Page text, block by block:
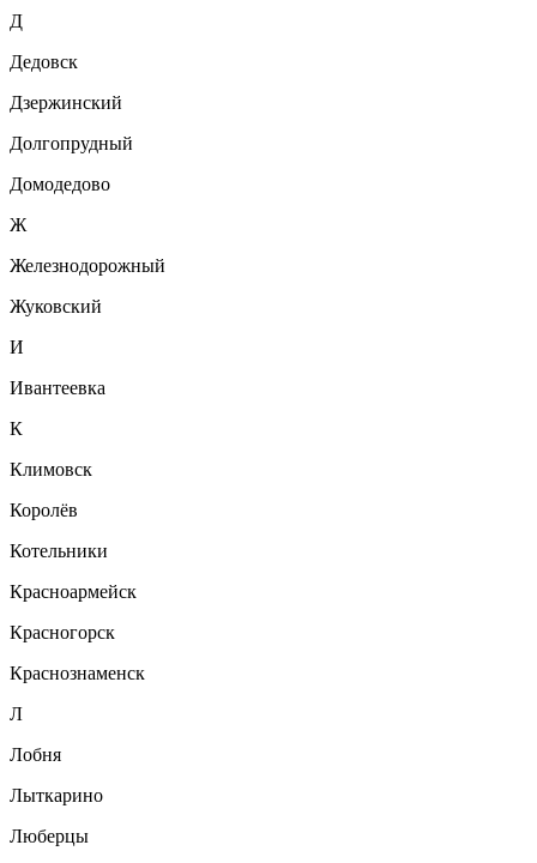
Д
Дедовск
Дзержинский
Долгопрудный
Домодедово
Ж
Железнодорожный
Жуковский
И
Ивантеевка
К
Климовск
Королёв
Котельники
Красноармейск
Красногорск
Краснознаменск
Л
Лобня
Лыткарино
Люберцы